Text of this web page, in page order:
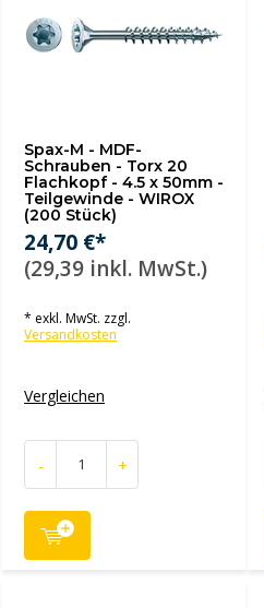
Spax-M - MDF-
Schrauben - Torx 20
Flachkopf - 4.5 x 50mm -
Teilgewinde - WIROX
(200 Stück)
24,70 €*
(29,39 inkl. MwSt.)
* exkl. MwSt. zzgl.
Versandkosten
Vergleichen
- +